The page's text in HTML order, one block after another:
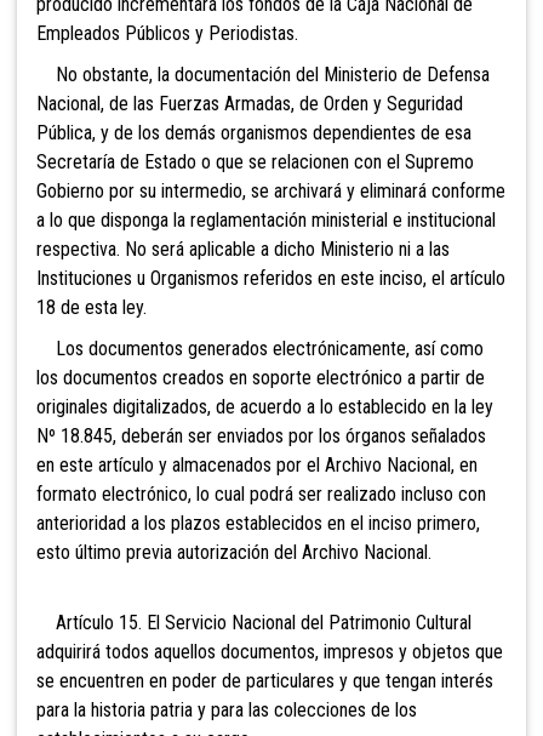
Empleados Públicos y Periodistas.
No obstante, la documentación del Ministerio de Defensa
Nacional, de las Fuerzas Armadas, de Orden y Seguridad
Pública, y de los demás organismos dependientes de esa
Secretaría de Estado o que se relacionen con el Supremo
Gobierno por su intermedio, se archivará y eliminará conforme
a lo que disponga la reglamentación ministerial e institucional
respectiva. No será aplicable a dicho Ministerio ni a las
Instituciones u Organismos referidos en este inciso, el artículo
18 de esta ley.
Los documentos generados electrónicamente, así como
los documentos creados en soporte electrónico a partir de
originales digitalizados, de acuerdo a lo establecido en la ley
Nº 18.845, deberán ser enviados por los órganos señalados
en este artículo y almacenados por el Archivo Nacional, en
formato electrónico, lo cual podrá ser realizado incluso con
anterioridad a los plazos establecidos en el inciso primero,
esto último previa autorización del Archivo Nacional.
Artículo 15. El Servicio Nacional del Patrimonio Cultural
adquirirá todos aquellos documentos, impresos y objetos que
se encuentren en poder de particulares y que tengan interés
para la historia patria y para las colecciones de los